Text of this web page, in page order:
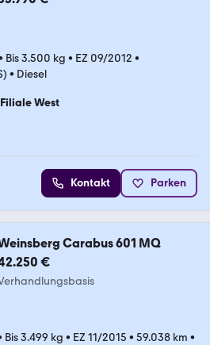
Bis 3.500 kg • EZ 09/2012 •
• Diesel
West
Kontakt Parken
Carabus 601 MQ
€
Bis 3.499 kg • EZ 11/2015 • 59.038 km •